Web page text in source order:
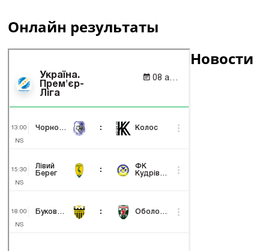
Онлайн результаты
Новости